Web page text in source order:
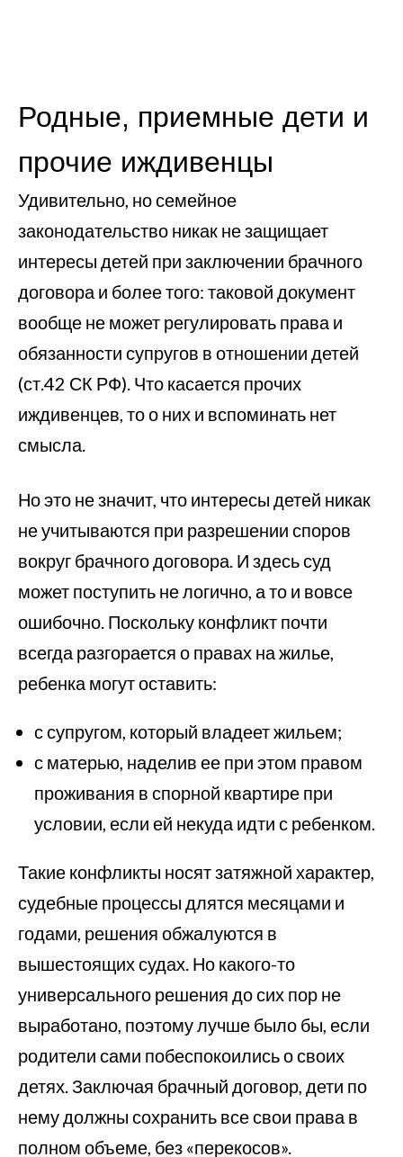
Родные, приемные дети и
прочие иждивенцы
Удивительно, но семейное
законодательство никак не защищает
интересы детей при заключении брачного
договора и более того: таковой документ
вообще не может регулировать права и
обязанности супругов в отношении детей
(ст.42 СК РФ). Что касается прочих
иждивенцев, то о них и вспоминать нет
смысла.
Но это не значит, что интересы детей никак
не учитываются при разрешении споров
вокруг брачного договора. И здесь суд
может поступить не логично, а то и вовсе
ошибочно. Поскольку конфликт почти
всегда разгорается о правах на жилье,
ребенка могут оставить:
с супругом, который владеет жильем;
с матерью, наделив ее при этом правом
проживания в спорной квартире при
условии, если ей некуда идти с ребенком.
Такие конфликты носят затяжной характер,
судебные процессы длятся месяцами и
годами, решения обжалуются в
вышестоящих судах. Но какого-то
универсального решения до сих пор не
выработано, поэтому лучше было бы, если
родители сами побеспокоились о своих
детях. Заключая брачный договор, дети по
нему должны сохранить все свои права в
полном объеме, без «перекосов».